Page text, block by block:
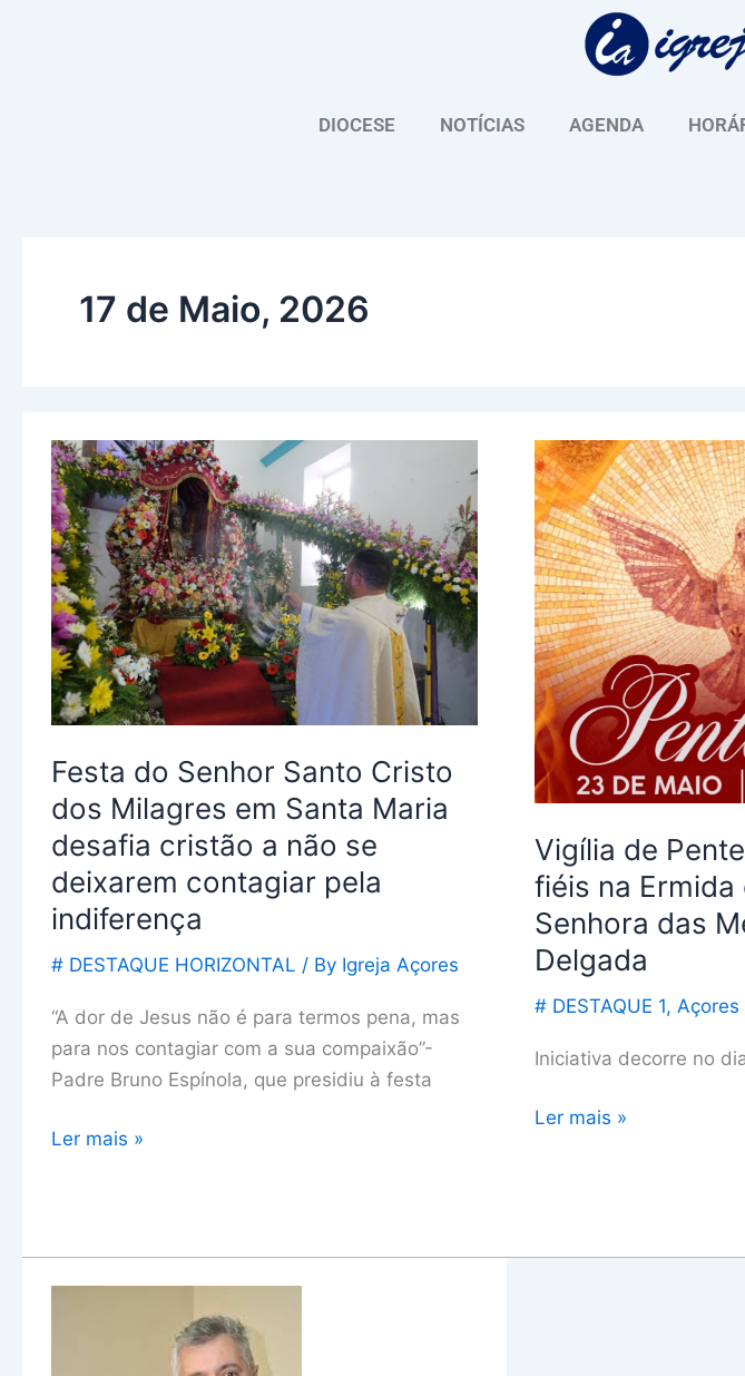
DIOCESE NOTÍCIAS AGENDA
17 de Maio, 2026
Festa do Senhor Santo Cristo
dos Milagres em Santa Maria
desafia cristão a não se
deixarem contagiar pela
indiferença
# DESTAQUE HORIZONTAL / By Igreja Açores
“A dor de Jesus não é para termos pena, mas
para nos contagiar com a sua compaixão”-
Padre Bruno Espínola, que presidiu à festa
Festa
do
Senhor
Santo
Cristo
dos
Milagres
em
Santa
desafia
cristão
não
se
deixarem
contagiar
indiferença
Ler mais »
Vigília de
fiéis na Ermida
Senhora das
Delgada
# DESTAQUE 1,Açores
Iniciativa decorre no
Vigília
de
Pentecostes
reúne
fiéis
na
Ermida
de
Nossa
Senhora
das
Mercês
Ponta
Delgada
Ler mais »
comunicações